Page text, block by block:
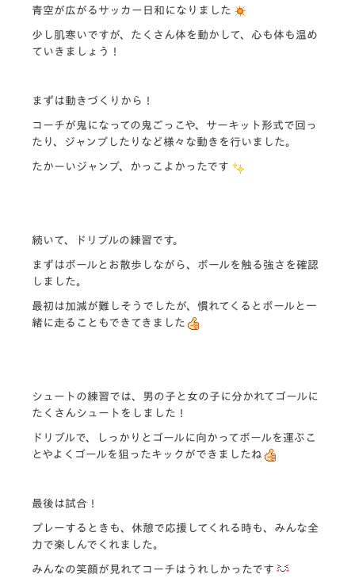
青空が広がるサッカー日和になりました
少し肌寒いですが、たくさん体を動かして、心も体も温め
ていきましょう！
まずは動きづくりから！
コーチが鬼になっての鬼ごっこや、サーキット形式で回っ
たり、ジャンプしたりなど様々な動きを行いました。
たかーいジャンプ、かっこよかったです
続いて、ドリブルの練習です。
まずはボールとお散歩しながら、ボールを触る強さを確認
しました。
最初は加減が難しそうでしたが、慣れてくるとボールと一
緒に走ることもできてきました
シュートの練習では、男の子と女の子に分かれてゴールに
たくさんシュートをしました！
ドリブルで、しっかりとゴールに向かってボールを運ぶこ
とやよくゴールを狙ったキックができましたね
最後は試合！
プレーするときも、休憩で応援してくれる時も、みんな全
力で楽しんでくれました。
みんなの笑顔が見れてコーチはうれしかったです